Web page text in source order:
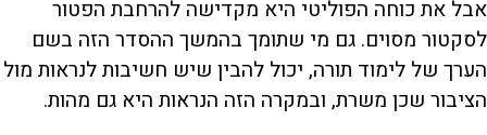
אבל את כוחה הפוליטי היא מקדישה להרחבת הפטור
לסקטור מסוים. גם מי שתומך בהמשך ההסדר הזה בשם
הערך של לימוד תורה, יכול להבין שיש חשיבות לנראות מול
הציבור שכן משרת, ובמקרה הזה הנראות היא גם מהות.